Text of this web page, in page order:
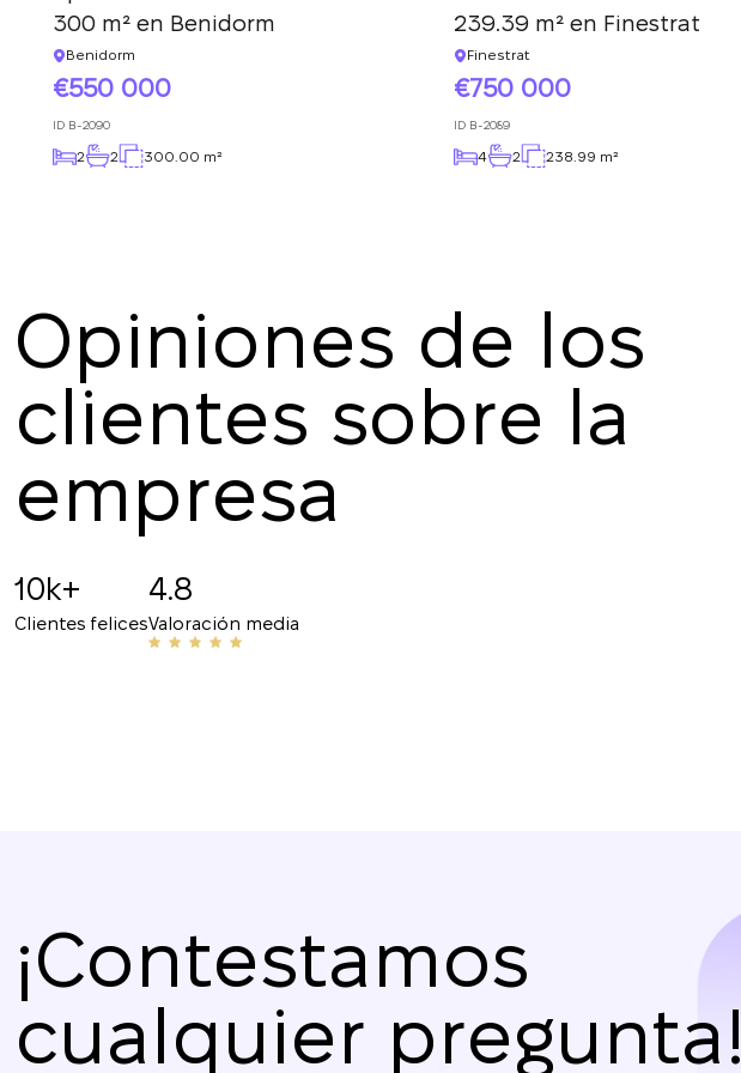
300 m² en Benidorm
Benidorm
550 000
ID B-2090
2 2 300.00 m²
239.39 m² en Finestrat
Finestrat
750 000
ID B-2089
4 2 238.99 m²
Opiniones de los
clientes sobre la
empresa
10k+
Clientes felices
4.8
Valoración media
Marina Ilmer
16.07.2025
¡Gracias por la interacción cómoda y el rápido resultado, la actitud
recomiendo!
¡Contestamos
cualquier pregunta!